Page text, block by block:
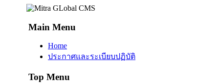
Main Menu
Home
ประกาศและระเบียบปฏิบัติ
Top Menu